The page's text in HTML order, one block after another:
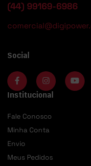
(44) 99169-6986
Social
Institucional
Fale Conosco
Minha Conta
Envio
Meus Pedidos